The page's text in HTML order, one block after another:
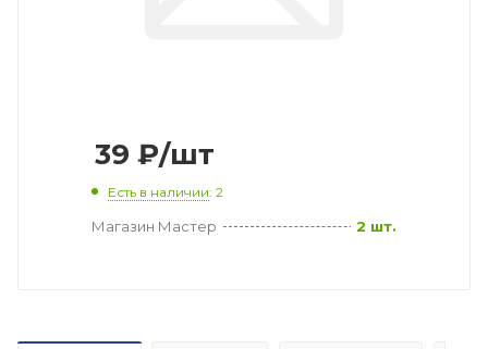
39 ₽/шт
Есть в наличии: 2
Магазин Мастер 2 шт.